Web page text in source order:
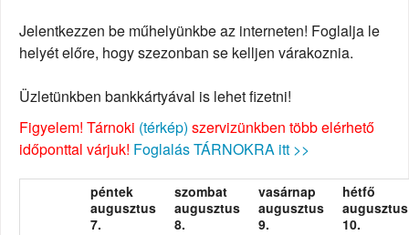
Jelentkezzen be műhelyünkbe az interneten! Foglalja le
helyét előre, hogy szezonban se kelljen várakoznia.
Üzletünkben bankkártyával is lehet fizetni!
Figyelem! Tárnoki (térkép) szervizünkben több elérhető
időponttal várjuk! Foglalás TÁRNOKRA itt >>
péntek
augusztus
7.
szombat
augusztus
8.
vasárnap
augusztus
9.
hétfő
augusztus
10.